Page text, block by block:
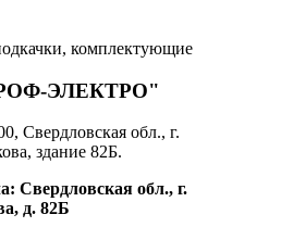
комплектующие
ЭЛЕКТРО"
Свердловская обл., г.
здание 82Б.
Свердловская обл., г.
д. 82Б